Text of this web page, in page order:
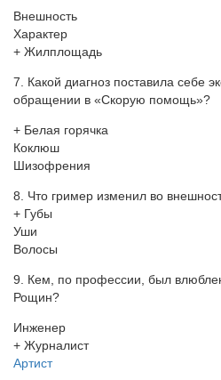
Внешность
Характер
+ Жилплощадь
7. Какой диагноз поставила себе
обращении в «Скорую помощь»?
+ Белая горячка
Коклюш
Шизофрения
8. Что гример изменил во
+ Губы
Уши
Волосы
9. Кем, по профессии, был
Рощин?
Инженер
+ Журналист
Артист